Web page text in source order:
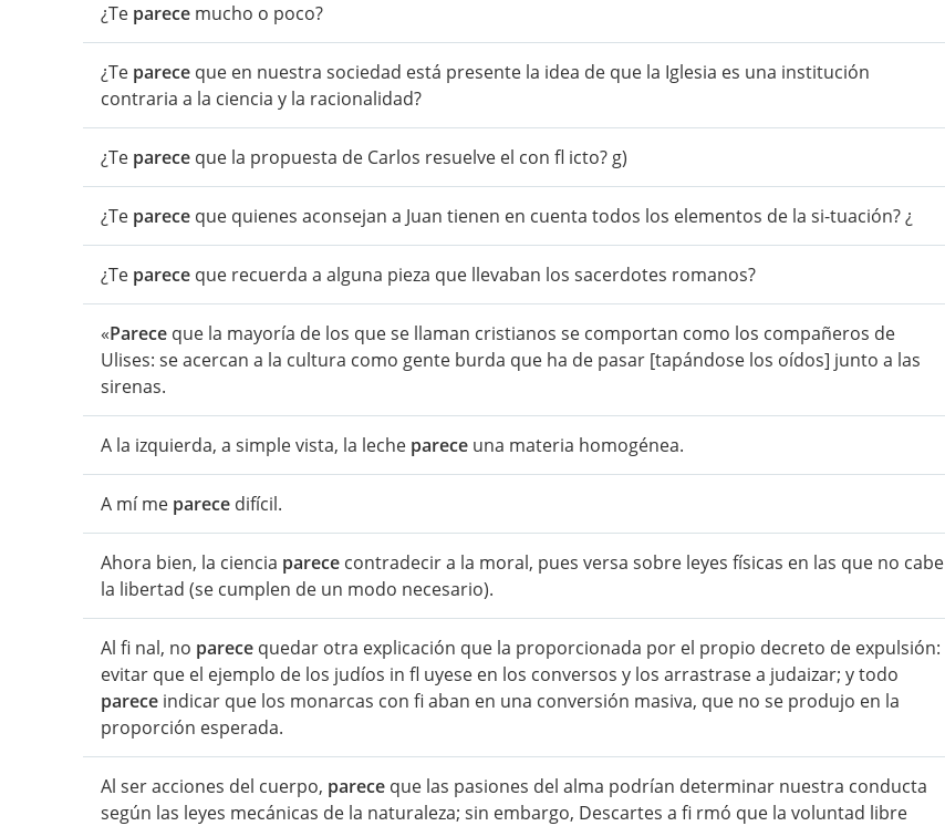
¿Te parece mucho o poco?
¿Te parece que en nuestra sociedad está presente la idea de que la Iglesia es una institución
contraria a la ciencia y la racionalidad?
¿Te parece que la propuesta de Carlos resuelve el con fl icto? g)
¿Te parece que quienes aconsejan a Juan tienen en cuenta todos los elementos de la si-tuación? ¿
¿Te parece que recuerda a alguna pieza que llevaban los sacerdotes romanos?
«Parece que la mayoría de los que se llaman cristianos se comportan como los compañeros de
Ulises: se acercan a la cultura como gente burda que ha de pasar [tapándose los oídos] junto a las
sirenas.
A la izquierda, a simple vista, la leche parece una materia homogénea.
A mí me parece difícil.
Ahora bien, la ciencia parece contradecir a la moral, pues versa sobre leyes físicas en las que no cabe
la libertad (se cumplen de un modo necesario).
Al fi nal, no parece quedar otra explicación que la proporcionada por el propio decreto de expulsión:
evitar que el ejemplo de los judíos in fl uyese en los conversos y los arrastrase a judaizar; y todo
parece indicar que los monarcas con fi aban en una conversión masiva, que no se produjo en la
proporción esperada.
Al ser acciones del cuerpo, parece que las pasiones del alma podrían determinar nuestra conducta
según las leyes mecánicas de la naturaleza; sin embargo, Descartes a fi rmó que la voluntad libre